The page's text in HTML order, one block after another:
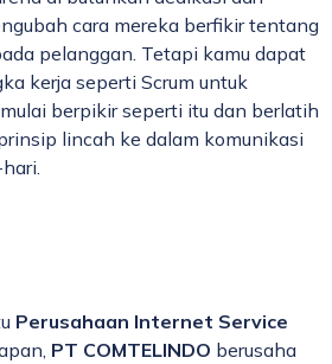
cara mereka berfikir tentang
pelanggan. Tetapi kamu dapat
kerja seperti Scrum untuk
berpikir seperti itu dan berlatih
lincah ke dalam komunikasi
Perusahaan Internet Service
PT COMTELINDO berusaha